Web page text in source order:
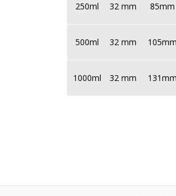
250ml 32 mm 85mm
500ml 32 mm 105mm
1000ml 32 mm 131mm